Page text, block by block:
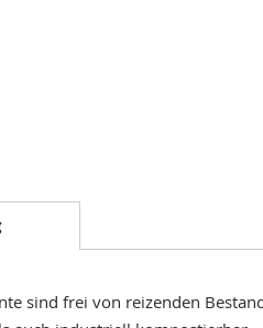
sind frei von reizenden